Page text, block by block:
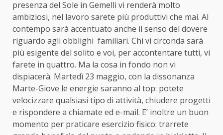
presenza del Sole in Gemelli vi renderà molto
ambiziosi, nel lavoro sarete più produttivi che mai. Al
contempo sarà accentuato anche il senso del dovere
riguardo agli obblighi familiari. Chi vi circonda sarà
più esigente del solito e voi, per accontentare tutti, vi
farete in quattro. Ma la cosa in fondo non vi
dispiacerà. Martedì 23 maggio, con la dissonanza
Marte-Giove le energie saranno al top: potete
velocizzare qualsiasi tipo di attività, chiudere progetti
e rispondere a chiamate ed e-mail. E’ inoltre un buon
momento per praticare esercizio fisico: trarrete